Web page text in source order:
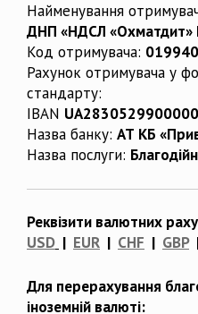
Найменування
ДНП «НДСЛ «Охматдит»
Код отримувача:
Рахунок отримувача у
стандарту:
IBAN
Назва банку: АТ КБ
Назва послуги:
Реквізити валютних
USD | EUR | CHF | GBP
Для перерахування
іноземній валюті: